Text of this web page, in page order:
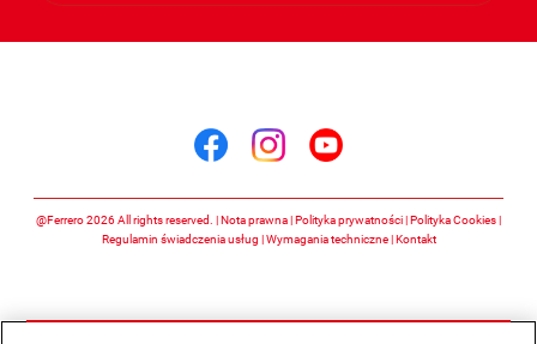
@Ferrero 2026 All rights reserved. Nota prawna Polityka prywatności Polityka Cookies
Regulamin świadczenia usług
Wymagania techniczne Kontakt